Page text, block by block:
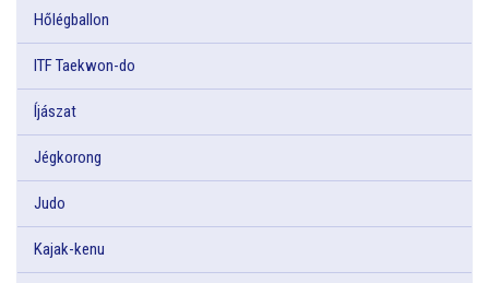
Hőlégballon
ITF Taekwon-do
Íjászat
Jégkorong
Judo
Kajak-kenu